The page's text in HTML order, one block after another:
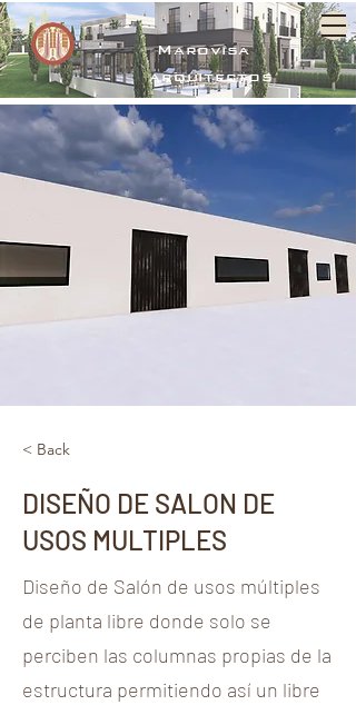
Marovisa
arquitectos
< Back
DISEÑO DE SALON DE
USOS MULTIPLES
Diseño de Salón de usos múltiples
de planta libre donde solo se
perciben las columnas propias de la
estructura permitiendo así un libre